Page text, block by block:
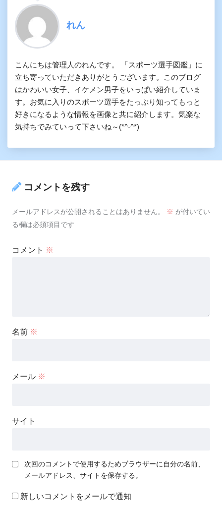
れん
こんにちは管理人のれんです。 「スポーツ選手図鑑」に
立ち寄っていただきありがとうございます。このブログ
はかわいい女子、イケメン男子をいっぱい紹介していま
す。お気に入りのスポーツ選手をたっぷり知ってもっと
好きになるような情報を画像と共に紹介します。気楽な
気持ちでみていって下さいね～(*^-^*)
コメントを残す
メールアドレスが公開されることはありません。 ※ が付いてい
る欄は必須項目です
コメント ※
名前 ※
メール ※
サイト
次回のコメントで使用するためブラウザーに自分の名前、
メールアドレス、サイトを保存する。
新しいコメントをメールで通知